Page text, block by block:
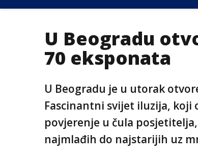
U Beogradu
70 eksponata
U Beogradu je u utorak
Fascinantni svijet iluzija, koji
povjerenje u čula
najmlađih do najstarijih uz